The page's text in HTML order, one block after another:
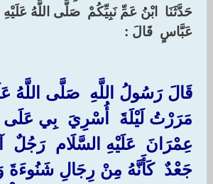
‏حَدَّثَنَا ‏ ‏ابْنُ عَمِّ نَبِيِّكُمْ ‏ ‏صَلَّى اللَّهُ
عَبَّاسٍ ‏ ‏قَالَ :‏ ‏
قَالَ رَسُولُ اللَّهِ ‏ ‏صَلَّى اللَّهُ
‏مَرَرْتُ لَيْلَةَ ‏ ‏أُسْرِيَ ‏ ‏بِي
عِمْرَانَ ‏ ‏عَلَيْهِ السَّلَام ‏ ‏رَجُلٌ
‏جَعْدٌ ‏ ‏كَأَنَّهُ مِنْ رِجَالِ شَنُوءَةَ